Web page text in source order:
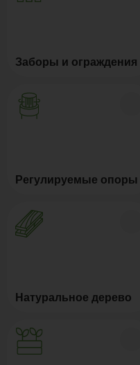
Заборы и ограждения
Регулируемые опоры
Натуральное дерево